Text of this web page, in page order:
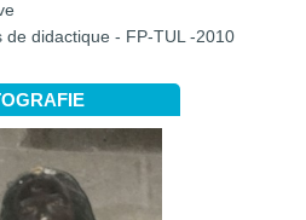
de didactique - FP-TUL -2010